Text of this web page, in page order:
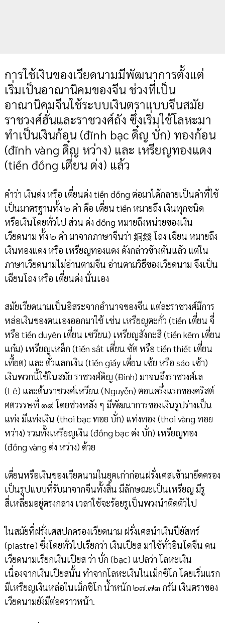
การใช้เงินของเวียดนามมีพัฒนาการตั้งแต่
เริ่มเป็นอาณานิคมของจีน ช่วงที่เป็น
อาณานิคมจีนใช้ระบบเงินตราแบบจีนสมัย
ราชวงศ์ฮั่นและราชวงศ์ถัง ซึ่งเริ่มใช้โลหะมา
ทำเป็นเงินก้อน (đĩnh bạc ดิ๋ญ บั่ก) ทองก้อน
(đĩnh vàng ดิ๋ญ หว่าง) และ เหรียญทองแดง
(tiền đồng เตี่ยน ด่ง) แล้ว
คำว่า เงินด่ง หรือ เตี่ยนด่ง tiền đồng ต่อมาได้กลายเป็นคำที่ใช้
เป็นมาตรฐานทั้ง ๒ คำ คือ เตี่ยน tiền หมายถึง เงินทุกชนิด
หรือเงินโดยทั่วไป ส่วน ด่ง đồng หมายถึงหน่วยของเงิน
เวียดนาม ทั้ง ๒ คำ มาจากภาษาจีนว่า 銅錢 โถง เฉียน หมายถึง
เงินทองแดง หรือ เหรียญทองแดง ดังกล่าวข้างต้นแล้ว แต่ใน
ภาษาเวียดนามไม่อ่านตามจีน อ่านตามวิธีของเวียดนาม จึงเป็น
เฉียนโถง หรือ เตี่ยนด่ง นั่นเอง
สมัยเวียดนามเป็นอิสระจากอำนาจของจีน แต่ละราชวงศ์มีการ
หล่อเงินของตนเองออกมาใช้ เช่น เหรียญตะกั่ว (tiền เตี่ยน จี่
หรือ tiền duyên เตี่ยน เซวียน) เหรียญสังกะสี (tiền kẽm เตี่ยน
แก๋ม) เหรียญเหล็ก (tiền sắt เตี่ยน ซัต หรือ tiền thiết เตี่ยน
เที้ยต) และ ตั๋วแลกเงิน (tiền giấy เตี่ยน เซ้ย หรือ sáo เซ้า)
เงินพวกนี้ใช้ในสมัย ราชวงศ์ดิญ (Đinh) มาจนถึงราชวงศ์เล
(Lê) และต้นราชวงศ์เหวียน (Nguyễn) ตอนครึ่งแรกของคริสต์
ศตวรรษที่ ๑๙ โดยช่วงหลัง ๆ มีพัฒนาการของเงินรูปร่างเป็น
แท่ง มีแท่งเงิน (thoi bạc ทอย บั่ก) แท่งทอง (thoi vàng ทอย
หว่าง) รวมทั้งเหรียญเงิน (đồng bạc ด่ง บั่ก) เหรียญทอง
(đồng vàng ด่ง หว่าง) ด้วย
เตี่ยนหรือเงินของเวียดนามในยุคเก่าก่อนฝรั่งเศสเข้ามายึดครอง
เป็นรูปแบบที่รับมาจากจีนทั้งสิ้น มีลักษณะเป็นเหรียญ มีรู
สี่เหลี่ยมอยู่ตรงกลาง เวลาใช้จะร้อยรูเป็นพวงนำติดตัวไป
ในสมัยที่ฝรั่งเศสปกครองเวียดนาม ฝรั่งเศสนำเงินปียัสทร์
(piastre) ซึ่งโดยทั่วไปเรียกว่า เงินเปียส มาใช้ทั่วอินโดจีน คน
เวียดนามเรียกเงินเปียส ว่า บั่ก (bạc) แปลว่า โลหะเงิน
เนื่องจากเงินเปียสนั้น ทำจากโลหะเงินในเม็กซิโก โดยเริ่มแรก
มีเหรียญเงินหล่อในเม็กซิโก น้ำหนัก ๒๗.๗๓ กรัม เงินตราของ
เวียดนามยังมีต่อคราวหน้า.